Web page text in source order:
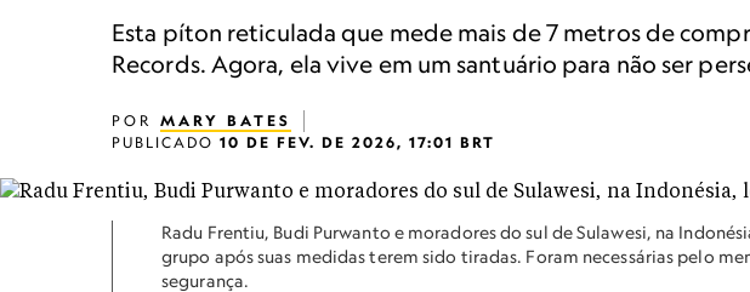
Esta píton reticulada que mede mais de 7 metros de
Records. Agora, ela vive em um santuário para não ser
POR MARY BATES
PUBLICADO 10 DE FEV. DE 2026, 17:01 BRT
Radu Frentiu, Budi Purwanto e moradores do sul de Sulawesi, na
grupo após suas medidas terem sido tiradas. Foram necessárias pelo
segurança.